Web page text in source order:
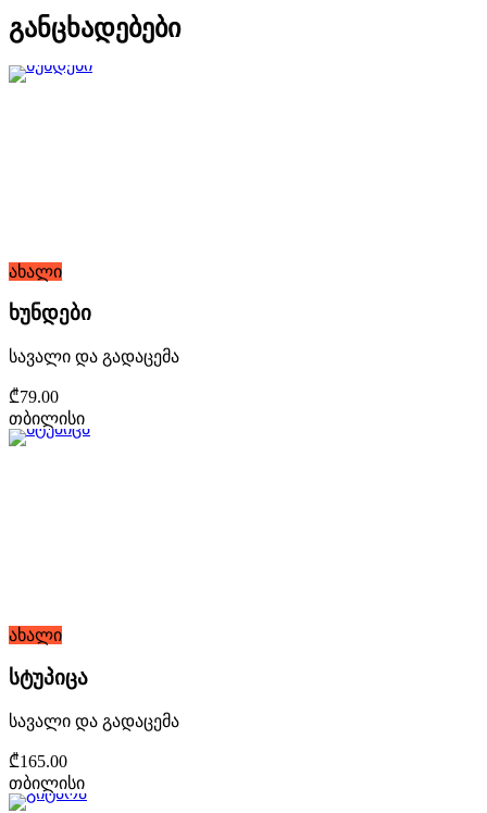
განცხადებები
ახალი
ხუნდები
სავალი და გადაცემა
₾79.00
თბილისი
ახალი
სტუპიცა
სავალი და გადაცემა
₾165.00
თბილისი